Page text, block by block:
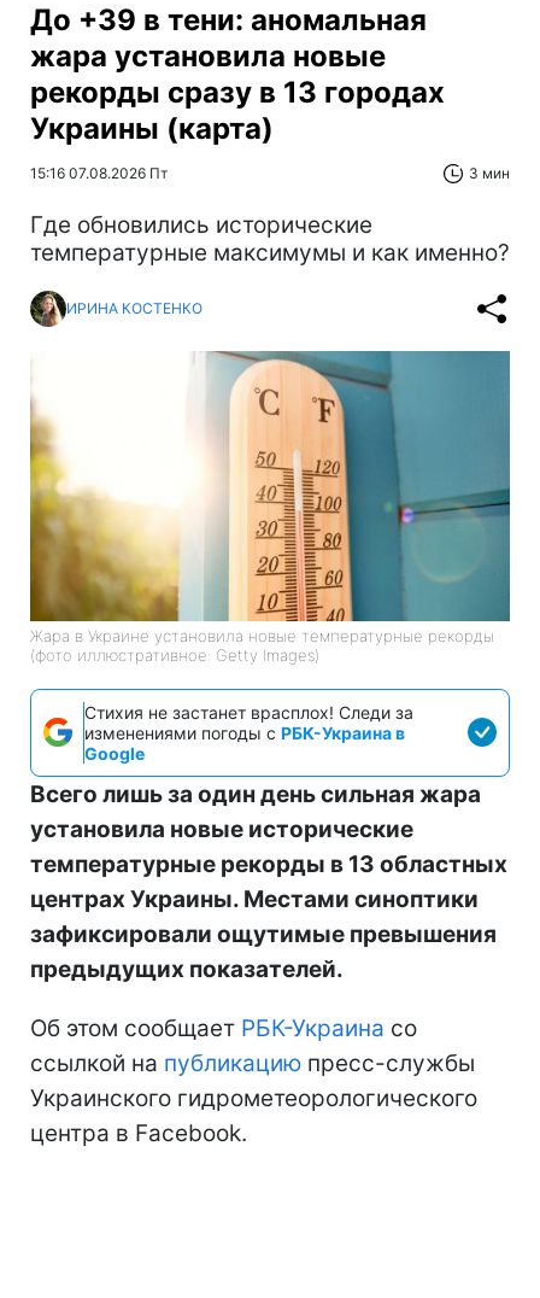
До +39 в тени: аномальная
жара установила новые
рекорды сразу в 13 городах
Украины (карта)
15:16 07.08.2026 Пт 3 мин
Где обновились исторические
температурные максимумы и как именно?
ИРИНА КОСТЕНКО
Жара в Украине установила новые температурные рекорды
(фото иллюстративное: Getty Images)
Стихия не застанет врасплох! Следи за
изменениями погоды с РБК-Украина в
Google
Всего лишь за один день сильная жара
установила новые исторические
температурные рекорды в 13 областных
центрах Украины. Местами синоптики
зафиксировали ощутимые превышения
предыдущих показателей.
Об этом сообщает РБК-Украина со
ссылкой на публикацию пресс-службы
Украинского гидрометеорологического
центра в Facebook.